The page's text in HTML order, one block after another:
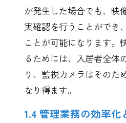
が発生した場合でも、映
実確認を行うことができ
ことが可能になります。
るためには、入居者全体
り、監視カメラはそのた
なり得ます。
1.4 管理業務の効率